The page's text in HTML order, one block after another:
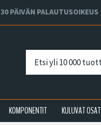
30 PÄIVÄN PALAUTUSOIKEUS
KOMPONENTIT KULUVAT OSAT